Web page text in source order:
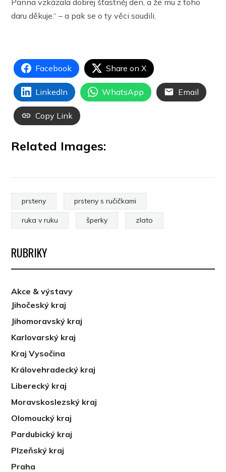
daru děkuje.“ – a pak se o ty věci soudili.
Facebook Share on X
LinkedIn WhatsApp Email
Copy Link
Related Images:
prsteny prsteny s ručičkami
ruka v ruku šperky zlato
RUBRIKY
Akce & výstavy
Jihočeský kraj
Jihomoravský kraj
Karlovarský kraj
Kraj Vysočina
Královehradecký kraj
Liberecký kraj
Moravskoslezský kraj
Olomoucký kraj
Pardubický kraj
Plzeňský kraj
Praha